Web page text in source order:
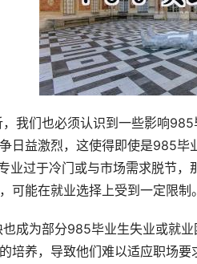
日益激烈，这使得即使是985
业过于冷门或与市场需求脱节
可能在就业选择上受到一定限制。
培养，导致他们难以适应职场